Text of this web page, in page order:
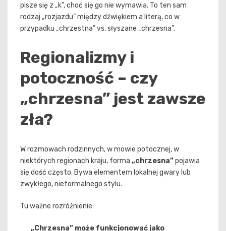
pisze się z „k”, choć się go nie wymawia. To ten sam
rodzaj „rozjazdu” między dźwiękiem a literą, co w
przypadku „chrzestna” vs. słyszane „chrzesna”.
Regionalizmy i
potoczność – czy
„chrzesna” jest zawsze
zła?
W rozmowach rodzinnych, w mowie potocznej, w
niektórych regionach kraju, forma „chrzesna”pojawia
się dość często. Bywa elementem lokalnej gwary lub
zwykłego, nieformalnego stylu.
Tu ważne rozróżnienie:
„Chrzesna” może funkcjonować jako